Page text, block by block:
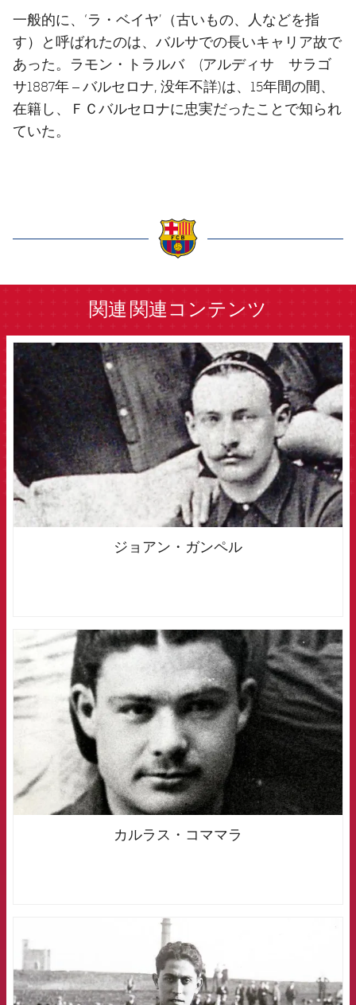
チケット
結果
順位表
トップチーム
plusicon
label.aria.plus
スケジュール
チケット
PLUSICON
LABEL.ARIA.PLUS
トップチーム
plusicon
label.aria.plus
一般的に、‘ラ・ベイヤ’（古いもの、人などを指
す）と呼ばれたのは、バルサでの長いキャリア故で
あった。ラモン・トラルバ (アルディサ サラゴ
サ1887年 – バルセロナ, 没年不詳)は、15年間の間、
在籍し、ＦＣバルセロナに忠実だったことで知られ
ていた。
関連 関連コンテンツ
FCB Barcelona badge
ジョアン・ガンペル
FCB Barcelona badge
カルラス・コママラ